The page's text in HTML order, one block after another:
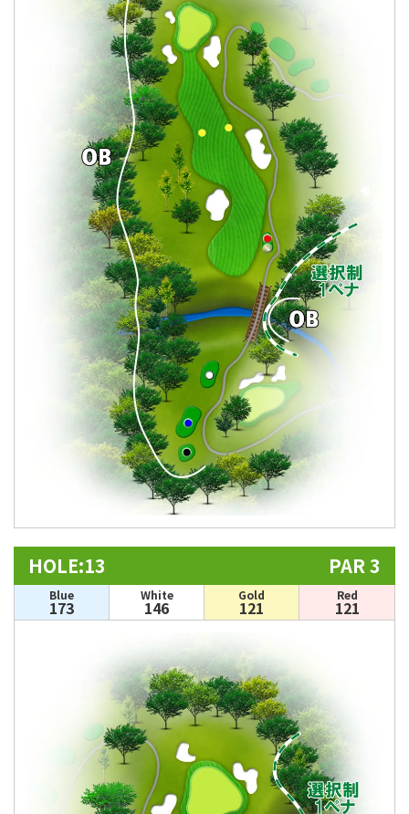
HOLE:13 PAR 3
Blue
173
White
146
Gold
121
Red
121